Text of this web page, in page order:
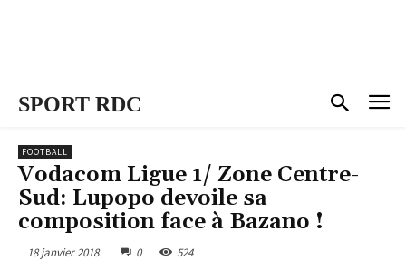
SPORT RDC
FOOTBALL
Vodacom Ligue 1/ Zone Centre-
Sud: Lupopo devoile sa
composition face à Bazano !
18 janvier 2018 0 524